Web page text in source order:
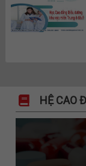
HỆ CAO